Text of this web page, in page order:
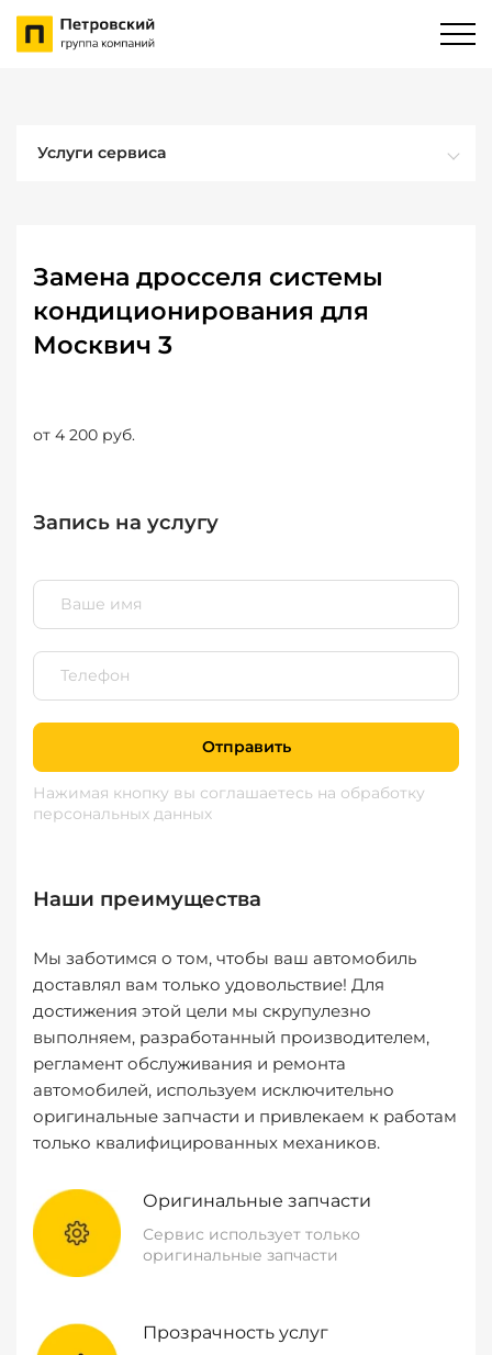
Услуги сервиса
Замена дросселя системы
кондиционирования для
Москвич 3
от 4 200 руб.
Запись на услугу
Отправить
Нажимая кнопку вы соглашаетесь на обработку
персональных данных
Наши преимущества
Мы заботимся о том, чтобы ваш автомобиль
доставлял вам только удовольствие! Для
достижения этой цели мы скрупулезно
выполняем, разработанный производителем,
регламент обслуживания и ремонта
автомобилей, используем исключительно
оригинальные запчасти и привлекаем к работам
только квалифицированных механиков.
Оригинальные запчасти
Сервис использует только
оригинальные запчасти
Прозрачность услуг